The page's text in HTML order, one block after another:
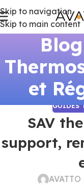
Skip to navigation
Skip to main content
et
GUIDES
SAV
support,